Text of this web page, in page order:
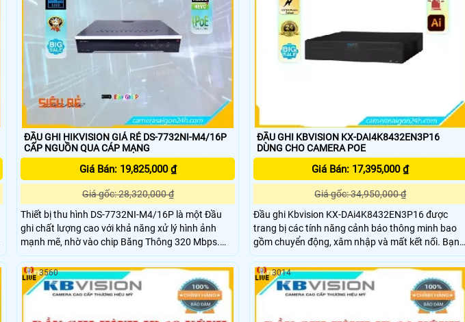
ĐẦU GHI HIKVISION GIÁ RẺ DS-7732NI-M4/16P
CẤP NGUỒN QUA CÁP MẠNG
Giá Bán: 19,825,000 ₫
Giá gốc: 28,320,000 ₫
Thiết bị thu hình DS-7732NI-M4/16P là một Đầu
ghi chất lượng cao với khả năng xử lý hình ảnh
mạnh mẽ, nhờ vào chip Băng Thông 320 Mbps.
Với công nghệ tiên tiến, Đầu ghi đảm bảo chất
lượng hình ảnh tốt cả ban ngày và ban đêm. Hơn
nữa, thiết bị được trang bị 4 ổ cứng HDD để lưu trữ
dữ liệu
ĐẦU GHI KBVISION KX-DAI4K8432EN3P16
DÙNG CHO CAMERA POE
Giá Bán: 17,395,000 ₫
Giá gốc: 34,950,000 ₫
Đầu ghi Kbvision KX-DAi4K8432EN3P16 được
trang bị các tính năng cảnh báo thông minh bao
gồm chuyển động, xâm nhập và mất kết nối. Bạn
có thể thiết lập các chế độ cảnh báo và lựa chọn
các hành động như ghi hình, điều khiển PTZ, gửi
email, chụp ảnh, kích hoạt còi báo động và ghi lại
thông tin chi tiết vào bộ nhớ.
3560 3014